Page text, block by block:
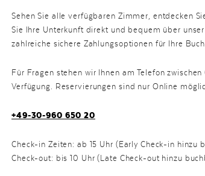
Sehen Sie alle verfügbaren Zimmer, entdecken
Sie Ihre Unterkunft direkt und bequem über
zahlreiche sichere Zahlungsoptionen für Ihre
Für Fragen stehen wir Ihnen am Telefon
Verfügung. Reservierungen sind nur Online
+49-30-960 650 20
Check-in Zeiten: ab 15 Uhr (Early Check-in hinzu
Check-out: bis 10 Uhr (Late Check-out hinzu